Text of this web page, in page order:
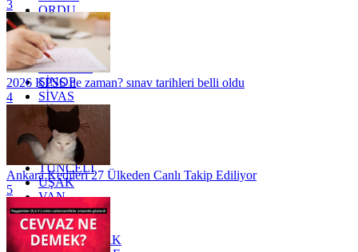
ORDU
OSMANİYE
RİZE
SAKARYA
SAMSUN
SİNOP
SİVAS
SİİRT
TEKİRDAĞ
TOKAT
TRABZON
TUNCELİ
UŞAK
VAN
YALOVA
YOZGAT
ZONGULDAK
3
2026 KPSS ne zaman? sınav tarihleri belli oldu
4
Ankara Kedileri 27 Ülkeden Canlı Takip Ediliyor
5